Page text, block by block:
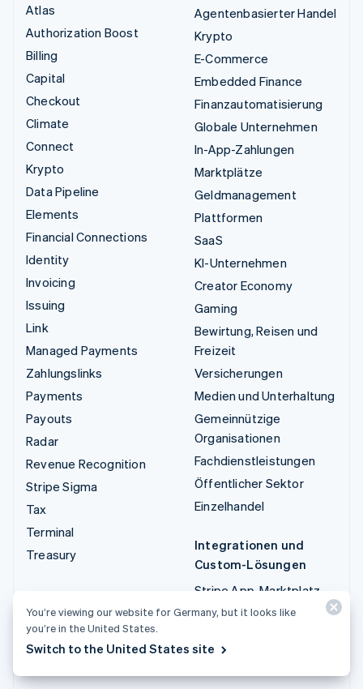
Atlas
Authorization Boost
Billing
Capital
Checkout
Climate
Connect
Krypto
Data Pipeline
Elements
Financial Connections
Identity
Invoicing
Issuing
Link
Managed Payments
Zahlungslinks
Payments
Payouts
Radar
Revenue Recognition
Stripe Sigma
Tax
Terminal
Treasury
Agentenbasierter Handel
Krypto
E-Commerce
Embedded Finance
Finanzautomatisierung
Globale Unternehmen
In-App-Zahlungen
Marktplätze
Geldmanagement
Plattformen
SaaS
KI-Unternehmen
Creator Economy
Gaming
Bewirtung, Reisen und
Freizeit
Versicherungen
Medien und Unterhaltung
Gemeinnützige
Organisationen
Fachdienstleistungen
Öffentlicher Sektor
Einzelhandel
Integrationen und
Custom-Lösungen
Stripe App-Marktplatz
Stripe Partner
Fachdienstleistungen
You’re viewing our website for Germany, but it looks like
you’re in the United States.
Switch to the United States site